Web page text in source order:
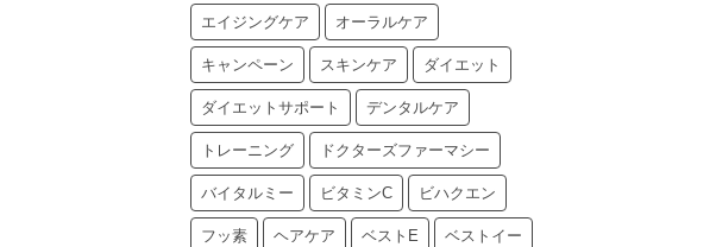
エイジングケア オーラルケア
キャンペーン スキンケア ダイエット
ダイエットサポート デンタルケア
トレーニング ドクターズファーマシー
バイタルミー ビタミンC ビハクエン
フッ素 ヘアケア ベストE ベストイー